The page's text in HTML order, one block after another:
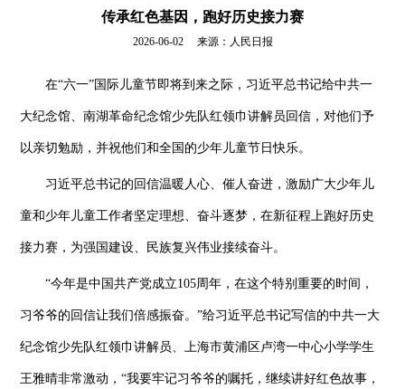
传承红色基因，跑好历史接力赛
2026-06-02 来源：人民日报
在“六一”国际儿童节即将到来之际，习近平总书记给中共一
大纪念馆、南湖革命纪念馆少先队红领巾讲解员回信，对他们予
以亲切勉励，并祝他们和全国的少年儿童节日快乐。
习近平总书记的回信温暖人心、催人奋进，激励广大少年儿
童和少年儿童工作者坚定理想、奋斗逐梦，在新征程上跑好历史
接力赛，为强国建设、民族复兴伟业接续奋斗。
“今年是中国共产党成立105周年，在这个特别重要的时间，
习爷爷的回信让我们倍感振奋。”给习近平总书记写信的中共一大
纪念馆少先队红领巾讲解员、上海市黄浦区卢湾一中心小学学生
王雅晴非常激动，“我要牢记习爷爷的嘱托，继续讲好红色故事，